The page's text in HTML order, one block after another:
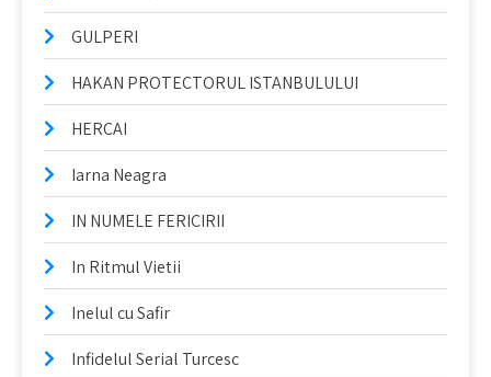
GULPERI
HAKAN PROTECTORUL ISTANBULULUI
HERCAI
Iarna Neagra
IN NUMELE FERICIRII
In Ritmul Vietii
Inelul cu Safir
Infidelul Serial Turcesc